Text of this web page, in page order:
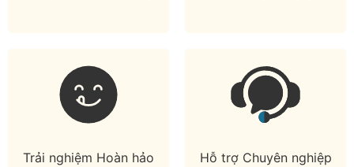
Trải nghiệm Hoàn hảo Hỗ trợ Chuyên nghiệp